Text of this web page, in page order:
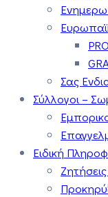
Σας
Σύλλογοι –
Ειδική